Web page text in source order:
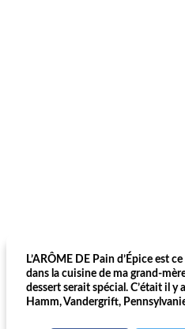
L’ARÔME DE Pain d’Épice est
dans la cuisine de ma grand-
dessert serait spécial. C’était il y
Hamm, Vandergrift,